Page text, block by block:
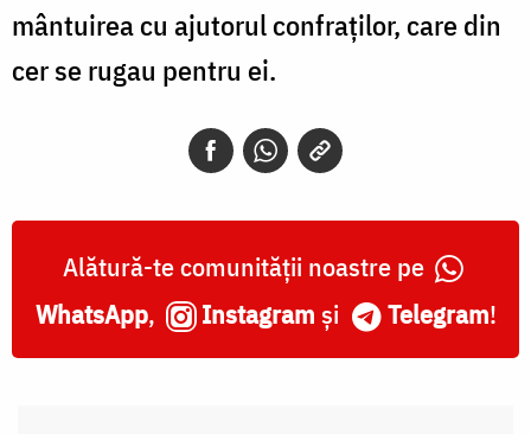
mântuirea cu ajutorul confraților, care din
cer se rugau pentru ei.
Alătură-te comunității noastre pe
WhatsApp, Instagram și Telegram!